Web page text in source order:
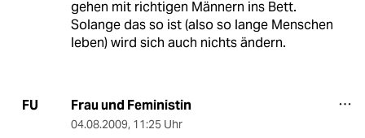
gehen mit richtigen Männern ins Bett.
Solange das so ist (also so lange Menschen
leben) wird sich auch nichts ändern.
FU Frau und Feministin
04.08.2009, 11:25 Uhr